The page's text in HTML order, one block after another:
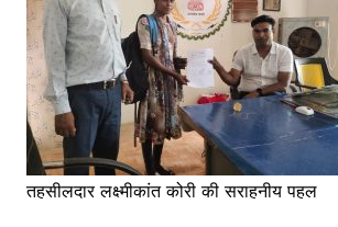
तहसीलदार लक्ष्मीकांत कोरी की सराहनीय पहल